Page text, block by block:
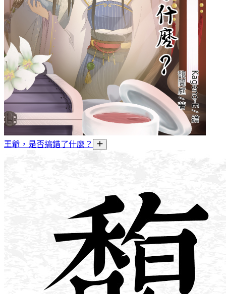
王爺，是否搞錯了什麼？